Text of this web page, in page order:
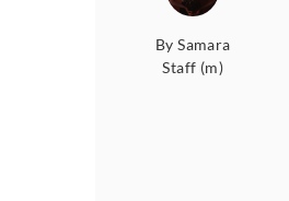
BySamara
Staff (m)